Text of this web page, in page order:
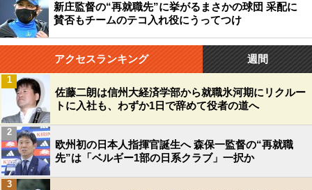
新庄監督の“再就職先”に挙がるまさかの球団 采配に
賛否もチームのテコ入れ役にうってつけ
アクセスランキング 週間
佐藤二朗は信州大経済学部から就職氷河期にリクルー
トに入社も、わずか1日で辞めて役者の道へ
1
欧州初の日本人指揮官誕生へ 森保一監督の“再就職
先”は「ベルギー1部の日系クラブ」一択か
2
3